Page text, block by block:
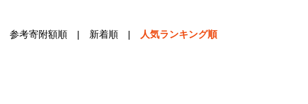
参考寄附額順 | 新着順 | 人気ランキング順